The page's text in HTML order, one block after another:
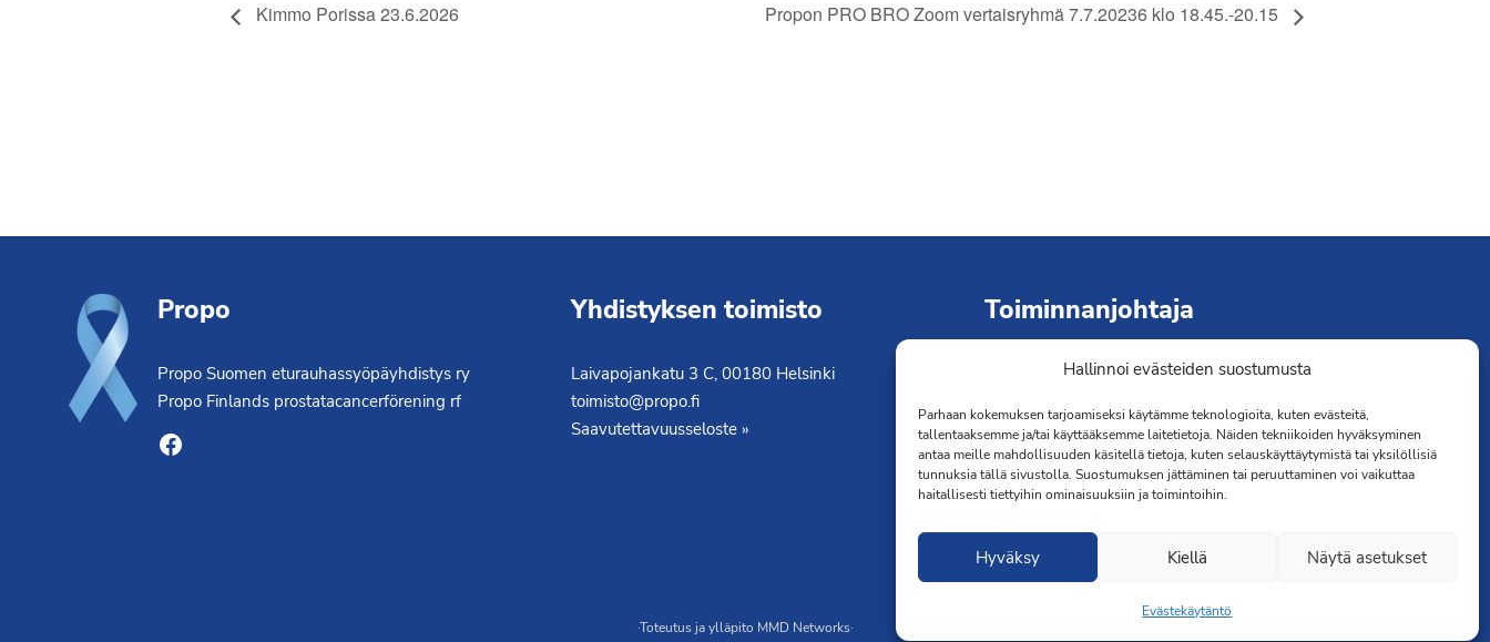
Hallinnoi evästeiden suostumusta
Parhaan kokemuksen tarjoamiseksi käytämme teknologioita, kuten evästeitä,
tallentaaksemme ja/tai käyttääksemme laitetietoja. Näiden tekniikoiden hyväksyminen
antaa meille mahdollisuuden käsitellä tietoja, kuten selauskäyttäytymistä tai yksilöllisiä
tunnuksia tällä sivustolla. Suostumuksen jättäminen tai peruuttaminen voi vaikuttaa
haitallisesti tiettyihin ominaisuuksiin ja toimintoihin.
Hyväksy Kiellä Näytä asetukset
Evästekäytäntö
Kimmo Porissa 23.6.2026 Propon PRO BRO Zoom vertaisryhmä 7.7.20236 klo 18.45.-20.15
Propo
Propo Suomen eturauhassyöpäyhdistys ry
Propo Finlands prostatacancerförening rf
Facebook
Yhdistyksen toimisto
Laivapojankatu 3 C, 00180 Helsinki
toimisto@propo.fi
Saavutettavuusseloste »
Toiminnanjohtaja
Kimmo Järvinen
041 501 4176
·Toteutus ja ylläpito MMD Networks·